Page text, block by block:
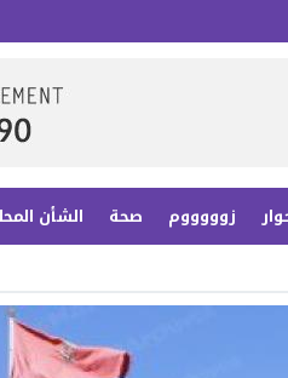
زوووووم صحة الشأن